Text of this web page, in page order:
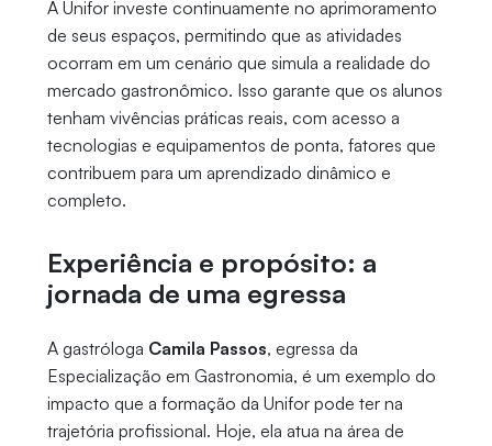
A Unifor investe continuamente no aprimoramento
de seus espaços, permitindo que as atividades
ocorram em um cenário que simula a realidade do
mercado gastronômico. Isso garante que os alunos
tenham vivências práticas reais, com acesso a
tecnologias e equipamentos de ponta, fatores que
contribuem para um aprendizado dinâmico e
completo.
Experiência e propósito: a
jornada de uma egressa
A gastróloga Camila Passos, egressa da
Especialização em Gastronomia, é um exemplo do
impacto que a formação da Unifor pode ter na
trajetória profissional. Hoje, ela atua na área de